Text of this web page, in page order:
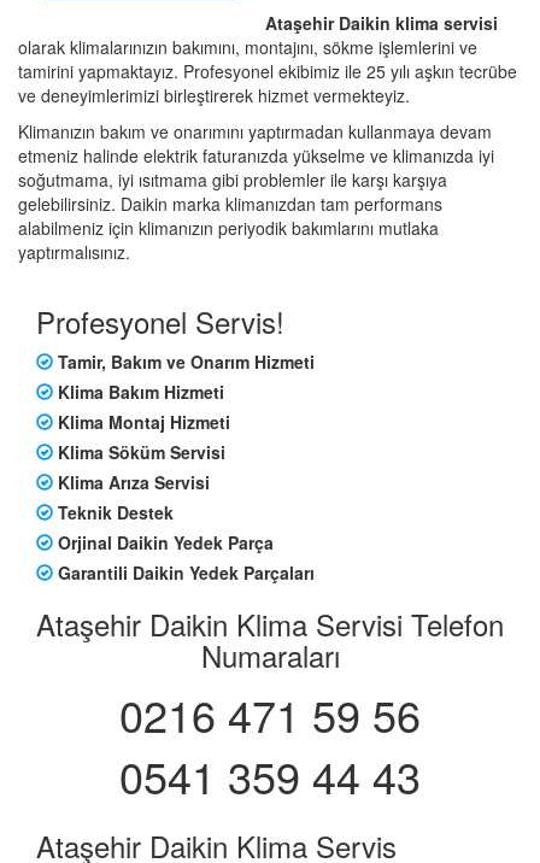
Ataşehir Daikin klima servisi
olarak klimalarınızın bakımını, montajını, sökme işlemlerini ve
tamirini yapmaktayız. Profesyonel ekibimiz ile 25 yılı aşkın tecrübe
ve deneyimlerimizi birleştirerek hizmet vermekteyiz.
Klimanızın bakım ve onarımını yaptırmadan kullanmaya devam
etmeniz halinde elektrik faturanızda yükselme ve klimanızda iyi
soğutmama, iyi ısıtmama gibi problemler ile karşı karşıya
gelebilirsiniz. Daikin marka klimanızdan tam performans
alabilmeniz için klimanızın periyodik bakımlarını mutlaka
yaptırmalısınız.
Profesyonel Servis!
Tamir, Bakım ve Onarım Hizmeti
Klima Bakım Hizmeti
Klima Montaj Hizmeti
Klima Söküm Servisi
Klima Arıza Servisi
Teknik Destek
Orjinal Daikin Yedek Parça
Garantili Daikin Yedek Parçaları
Ataşehir Daikin Klima Servisi Telefon
Numaraları
0216 471 59 56
0541 359 44 43
Ataşehir Daikin Klima Servis